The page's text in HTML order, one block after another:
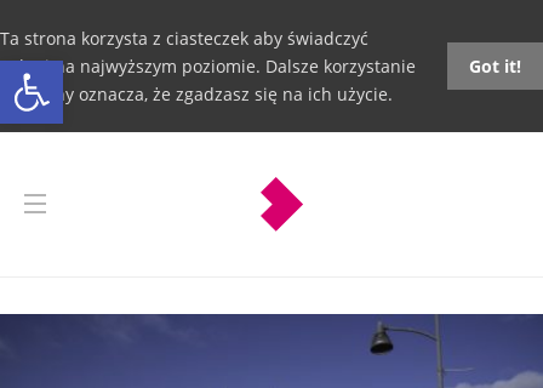
Otwórz pasek narzędzi
Ta strona korzysta z ciasteczek aby świadczyć
usługi na najwyższym poziomie. Dalsze korzystanie
ze strony oznacza, że zgadzasz się na ich użycie.
Got it!